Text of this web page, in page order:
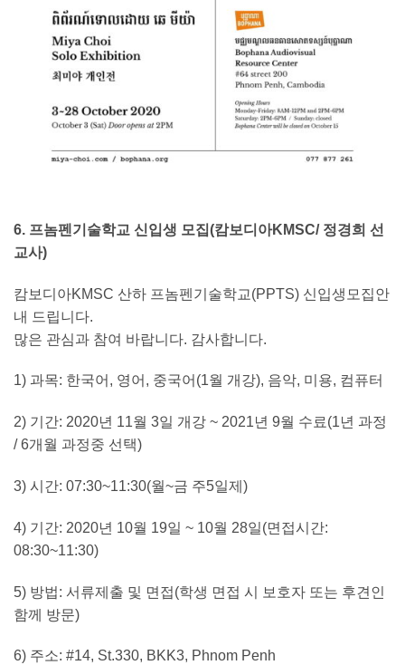
6. 프놈펜기술학교 신입생 모집(캄보디아KMSC/ 정경희 선
교사)
캄보디아KMSC 산하 프놈펜기술학교(PPTS) 신입생모집안
내 드립니다.
많은 관심과 참여 바랍니다. 감사합니다.
1) 과목: 한국어, 영어, 중국어(1월 개강), 음악, 미용, 컴퓨터
2) 기간: 2020년 11월 3일 개강 ~ 2021년 9월 수료(1년 과정
/ 6개월 과정중 선택)
3) 시간: 07:30~11:30(월~금 주5일제)
4) 기간: 2020년 10월 19일 ~ 10월 28일(면접시간:
08:30~11:30)
5) 방법: 서류제출 및 면접(학생 면접 시 보호자 또는 후견인
함께 방문)
6) 주소: #14, St.330, BKK3, Phnom Penh